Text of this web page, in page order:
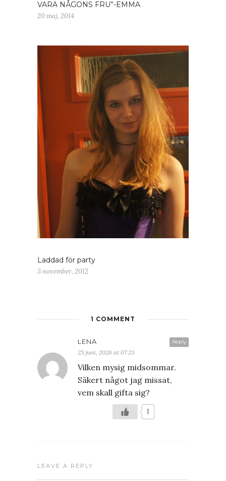
VARA NÅGONS FRU”-EMMA
20 maj, 2014
Laddad för party
3 november, 2012
1 COMMENT
Reply
LENA
25 juni, 2026 at 07:23
Vilken mysig midsommar.
Säkert något jag missat,
vem skall gifta sig?
1
LEAVE A REPLY